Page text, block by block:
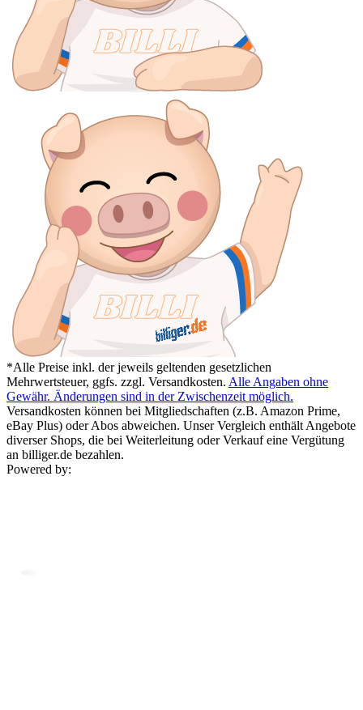
*Alle Preise inkl. der jeweils geltenden gesetzlichen
Mehrwertsteuer, ggfs. zzgl. Versandkosten. Alle Angaben ohne
Gewähr. Änderungen sind in der Zwischenzeit möglich.
Versandkosten können bei Mitgliedschaften (z.B. Amazon Prime,
eBay Plus) oder Abos abweichen. Unser Vergleich enthält Angebote
diverser Shops, die bei Weiterleitung oder Verkauf eine Vergütung
an billiger.de bezahlen.
Powered by: